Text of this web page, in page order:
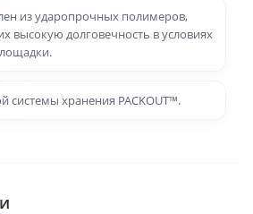
из ударопрочных полимеров,
высокую долговечность в условиях
системы хранения PACKOUT™.